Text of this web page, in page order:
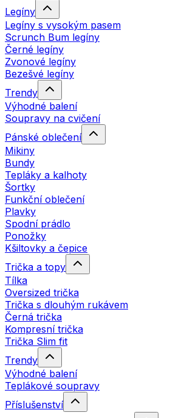
Legíny
Legíny s vysokým pasem
Scrunch Bum legíny
Černé legíny
Zvonové legíny
Bezešvé legíny
Trendy
Výhodné balení
Soupravy na cvičení
Pánské oblečení
Mikiny
Bundy
Tepláky a kalhoty
Šortky
Funkční oblečení
Plavky
Spodní prádlo
Ponožky
Kšiltovky a čepice
Trička a topy
Tílka
Oversized trička
Trička s dlouhým rukávem
Černá trička
Kompresní trička
Trička Slim fit
Trendy
Výhodné balení
Teplákové soupravy
Příslušenství